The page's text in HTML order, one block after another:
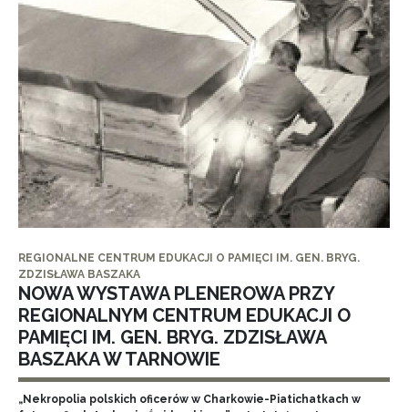
REGIONALNE CENTRUM EDUKACJI O PAMIĘCI IM. GEN. BRYG.
ZDZISŁAWA BASZAKA
NOWA WYSTAWA PLENEROWA PRZY
REGIONALNYM CENTRUM EDUKACJI O
PAMIĘCI IM. GEN. BRYG. ZDZISŁAWA
BASZAKA W TARNOWIE
„Nekropolia polskich oficerów w Charkowie-Piatichatkach w